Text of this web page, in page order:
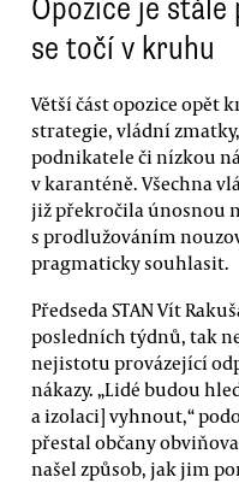
Opozice je stále
se točí v kruhu
Větší část opozice opět
strategie, vládní
podnikatele či nízkou
v karanténě. Všechna
již překročila únosnou
s prodlužováním
pragmaticky souhlasit.
Předseda STAN Vít
posledních týdnů, tak
nejistotu provázející
nákazy. „Lidé budou
a izolaci] vyhnout,“
přestal občany
našel způsob, jak jim